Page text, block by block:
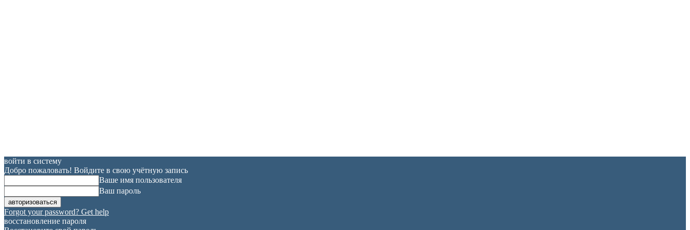
войти в систему
Добро пожаловать! Войдите в свою учётную запись
Ваше имя пользователя
Ваш пароль
Forgot your password? Get help
восстановление пароля